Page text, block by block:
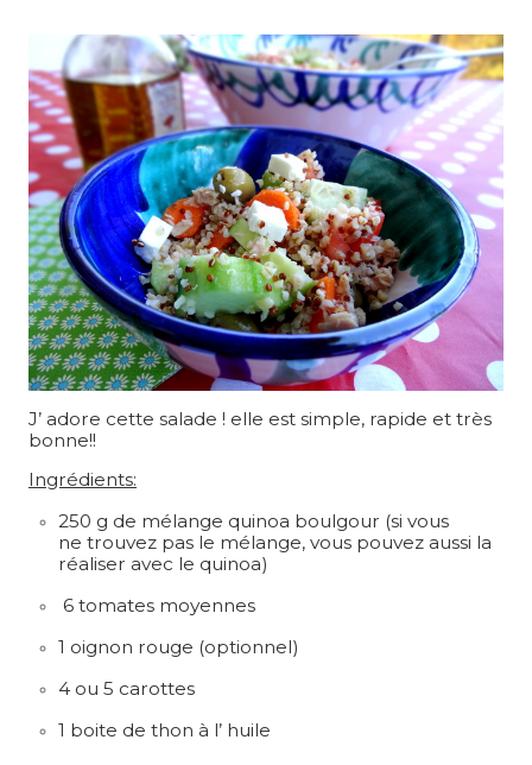
J’ adore cette salade ! elle est simple, rapide et très
bonne!!
Ingrédients:
250 g de mélange quinoa boulgour (si vous
ne trouvez pas le mélange, vous pouvez aussi la
réaliser avec le quinoa)
6 tomates moyennes
1 oignon rouge (optionnel)
4 ou 5 carottes
1 boite de thon à l’ huile